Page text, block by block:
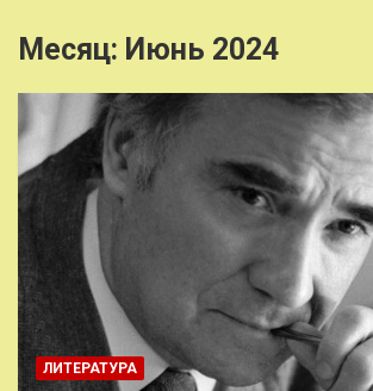
Месяц: Июнь 2024
ЛИТЕРАТУРА